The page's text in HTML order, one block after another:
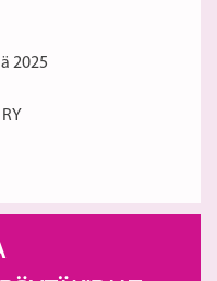
2025